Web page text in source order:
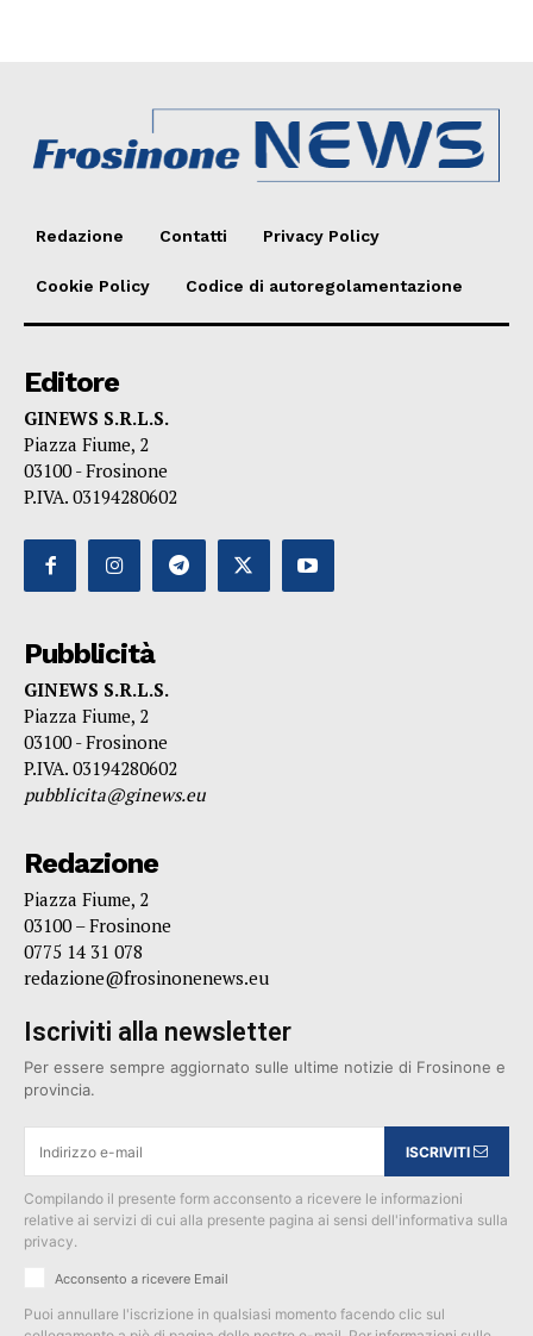
Redazione Contatti Privacy Policy
Cookie Policy Codice di autoregolamentazione
Editore
GINEWS S.R.L.S.
Piazza Fiume, 2
03100 - Frosinone
P.IVA. 03194280602
Pubblicità
GINEWS S.R.L.S.
Piazza Fiume, 2
03100 - Frosinone
P.IVA. 03194280602
pubblicita@ginews.eu
Redazione
Piazza Fiume, 2
03100 – Frosinone
0775 14 31 078
redazione@frosinonenews.eu
Iscriviti alla newsletter
Per essere sempre aggiornato sulle ultime notizie di Frosinone e
provincia.
ISCRIVITI
Compilando il presente form acconsento a ricevere le informazioni
relative ai servizi di cui alla presente pagina ai sensi dell'informativa sulla
privacy.
Acconsento a ricevere Email
Puoi annullare l'iscrizione in qualsiasi momento facendo clic sul